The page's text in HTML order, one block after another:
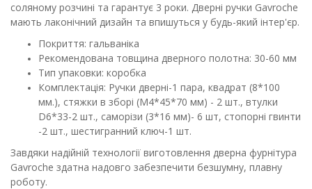
соляному розчині та гарантує 3 роки. Дверні ручки Gavroche
мають лаконічний дизайн та впишуться у будь-який інтер'єр.
Покриття: гальваніка
Рекомендована товщина дверного полотна: 30-60 мм
Тип упаковки: коробка
Комплектація: Ручки дверні-1 пара, квадрат (8*100
мм.), стяжки в зборі (М4*45*70 мм) - 2 шт., втулки
D6*33-2 шт., саморізи (3*16 мм)- 6 шт, стопорні гвинти
-2 шт., шестигранний ключ-1 шт.
Завдяки надійній технології виготовлення дверна фурнітура
Gavroche здатна надовго забезпечити безшумну, плавну
роботу.